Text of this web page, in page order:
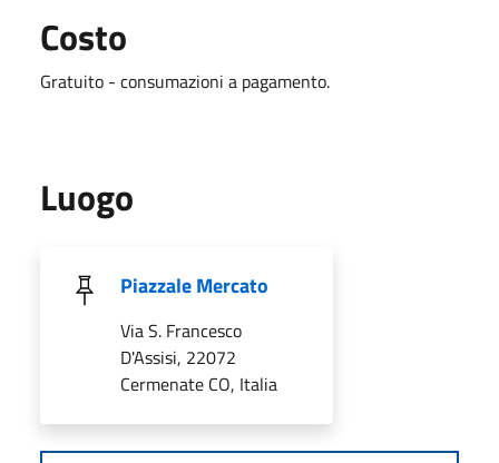
Costo
Gratuito - consumazioni a pagamento.
Luogo
Piazzale Mercato
Via S. Francesco
D'Assisi, 22072
Cermenate CO, Italia